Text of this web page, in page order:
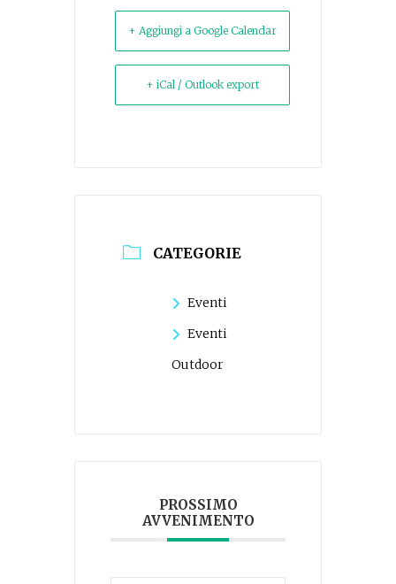
+ Aggiungi a Google Calendar
+ iCal / Outlook export
CATEGORIE
Eventi
Eventi
Outdoor
PROSSIMO
AVVENIMENTO